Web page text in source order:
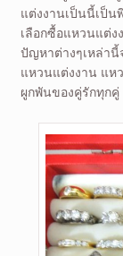
แต่งงานเป็นนี้เป็น
เลือกซื้อแหวนแต่
ปัญหาต่างๆเหล่า
แหวนแต่งงาน แห
ผูกพันของคู่รักทุกคู่